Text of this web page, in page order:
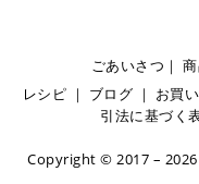
ごあいさつ ｜
レシピ ｜ ブログ ｜ お買
引法に基づく
Copyright © 2017 –